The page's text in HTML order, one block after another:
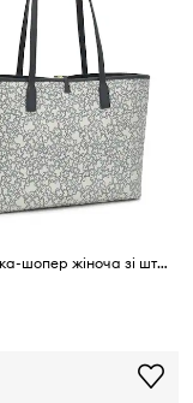
Tous сумка-шопер жіноча зі штучної шкіри